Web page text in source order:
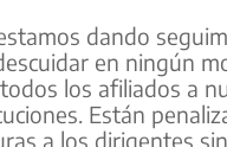
dando
en ningún
los afiliados a
Están
a los dirigentes